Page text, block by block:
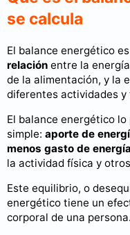
se calcula
El balance energético
relación entre la
de la alimentación, y la
diferentes actividades
El balance energético
simple: aporte de
menos gasto de energía
la actividad física y
Este equilibrio, o
energético tiene un
corporal de una persona.